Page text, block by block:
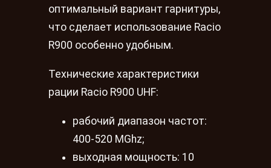
оптимальный вариант гарнитуры,
что сделает использование Racio
R900 особенно удобным.
Технические характеристики
рации Racio R900 UHF:
рабочий диапазон частот:
400-520 MGhz;
выходная мощность: 10